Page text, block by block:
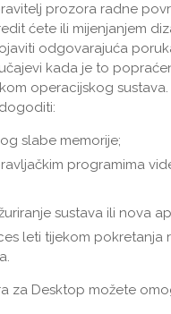
prozora radne
ćete ili mijenjanjem
odgovarajuća
kada je to
operacijskog sustava.
slabe memorije;
programima
sustava ili nova
leti tijekom pokretanja
za Desktop možete